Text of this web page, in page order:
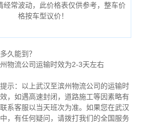
经常波动，此价格表仅供参考，整车价
格按车型议价！
久能到？
物流公司运输时效为2-3天左右
示：以上武汉至滨州物流公司的运输时
，如遇高速封闭，道路施工等因素略有
系客服以当天班次为准。如果您在武汉
，有任何疑问，请拨打我们的全国服务